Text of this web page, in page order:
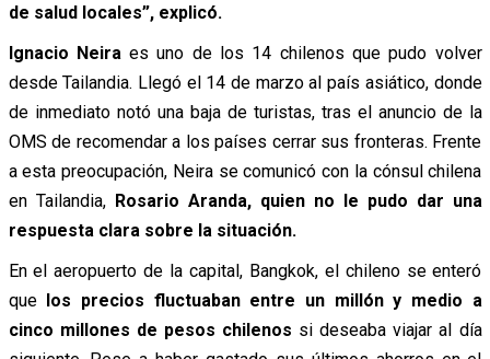
de salud locales”, explicó.
Ignacio Neira es uno de los 14 chilenos que pudo volver
desde Tailandia. Llegó el 14 de marzo al país asiático, donde
de inmediato notó una baja de turistas, tras el anuncio de la
OMS de recomendar a los países cerrar sus fronteras. Frente
a esta preocupación, Neira se comunicó con la cónsul chilena
en Tailandia, Rosario Aranda, quien no le pudo dar una
respuesta clara sobre la situación.
En el aeropuerto de la capital, Bangkok, el chileno se enteró
que los precios fluctuaban entre un millón y medio a
cinco millones de pesos chilenos si deseaba viajar al día